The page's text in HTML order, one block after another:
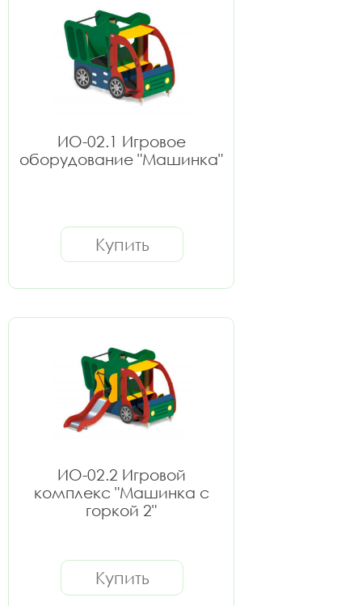
ИО-02.1 Игровое
оборудование "Машинка"
Купить
ИО-02.2 Игровой
комплекс "Машинка с
горкой 2"
Купить